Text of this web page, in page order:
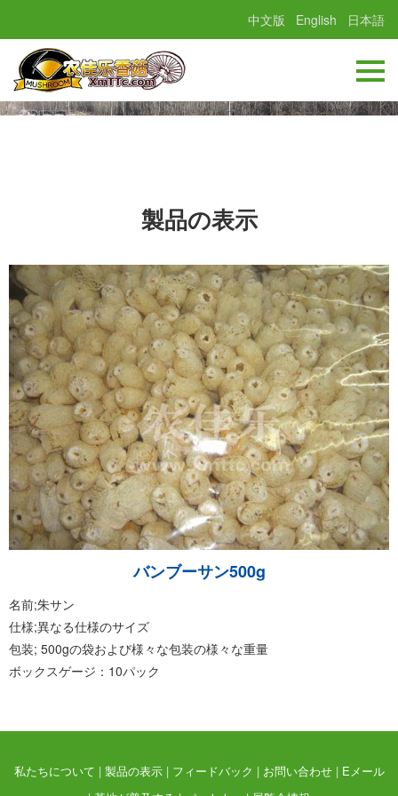
中文版 English 日本語
製品の表示
バンブーサン500g
名前;朱サン
仕様;異なる仕様のサイズ
包装; 500gの袋および様々な包装の様々な重量
ボックスゲージ：10パック
私たちについて | 製品の表示| フィードバック | お問い合わせ| Eメール